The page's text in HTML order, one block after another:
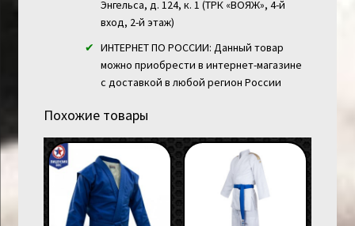
Энгельса, д. 124, к. 1 (ТРК «ВОЯЖ», 4-й
вход, 2-й этаж)
ИНТЕРНЕТ ПО РОССИИ: Данный товар
можно приобрести в интернет-магазине
с доставкой в любой регион России
Похожие товары